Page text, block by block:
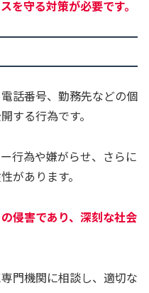
を守る対策が必要です。
話番号、勤務先などの個
する行為です。
行為や嫌がらせ、さらに
があります。
侵害であり、深刻な社会
門機関に相談し、適切な